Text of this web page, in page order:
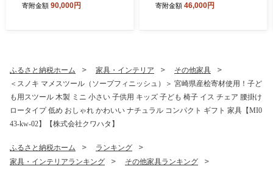
もも肉 鶏もも 小分け 真空 冷
寄附金額 90,000円
もも肉 鶏もも 小分け 真空 冷
寄附金額 46,000円
ふるさと納税ホーム 家具・インテリア
その他家具
＜スノキ マメスツール（ソープフィニッシュ）＞ 宮崎県産桧寄材使用！子ど
も用スツール 木製 ミニ 小さい 子供用 キッズ 子ども 椅子 イス チェア 腰掛け
ロータイプ 低め おしゃれ かわいい ナチュラル コンパクト ギフト 家具【MI0
43-kw-02】【株式会社クワハタ】
ふるさと納税ホーム
ランキング
家具・インテリアランキング
その他家具ランキング